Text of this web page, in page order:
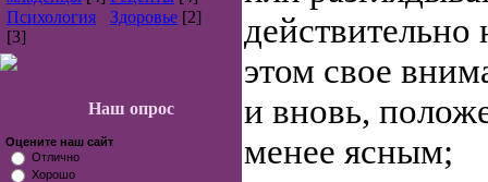
Психология
[3]
Здоровье [2]
Наш опрос
Оцените наш сайт
Отлично
Хорошо
этом свое
и вновь,
менее ясным;